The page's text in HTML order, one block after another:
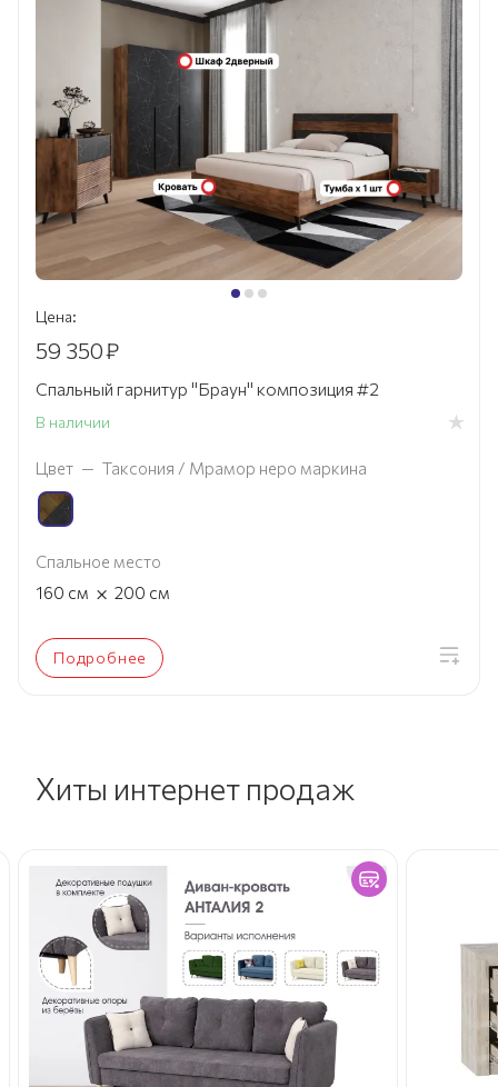
Цена:
59 350₽
Спальный гарнитур "Браун" композиция #2
В наличии
Цвет — Таксония / Мрамор неро маркина
Спальное место
160 см × 200 см
Подробнее
Хиты интернет продаж